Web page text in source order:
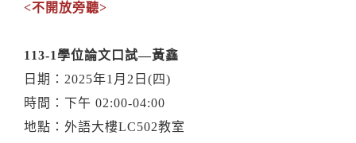
<不開放旁聽>
113-1學位論文口試—黃鑫
日期：2025年1月2日(四)
時間：下午 02:00-04:00
地點：外語大樓LC502教室